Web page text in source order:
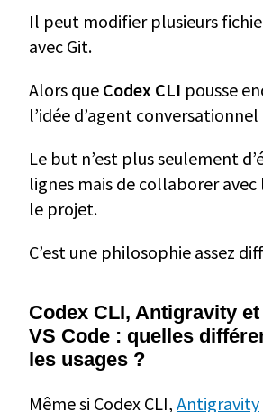
Il peut modifier plusieurs
avec Git.
Alors que Codex CLI pousse
l’idée d’agent
Le but n’est plus seulement
lignes mais de collaborer avec
le projet.
C’est une philosophie assez
Codex CLI, Antigravity
VS Code : quelles
les usages ?
Même si Codex CLI, Antigravity